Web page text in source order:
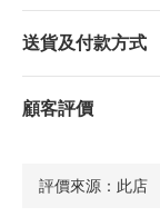
送貨及付款方式
顧客評價